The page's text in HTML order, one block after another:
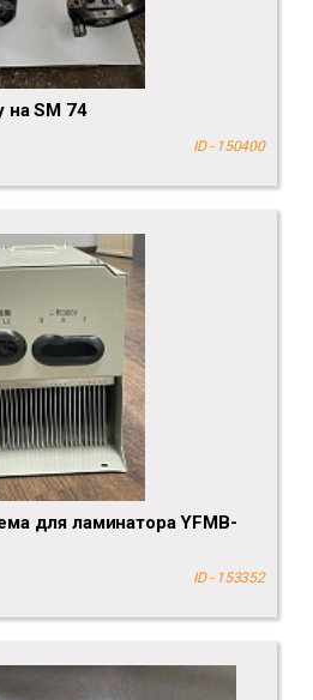
на SM 74
ID - 150400
для ламинатора YFMB-
ID - 153352